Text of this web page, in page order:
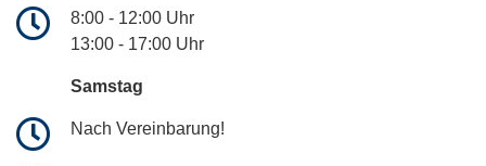
8:00 - 12:00 Uhr
13:00 - 17:00 Uhr
Samstag
Nach Vereinbarung!